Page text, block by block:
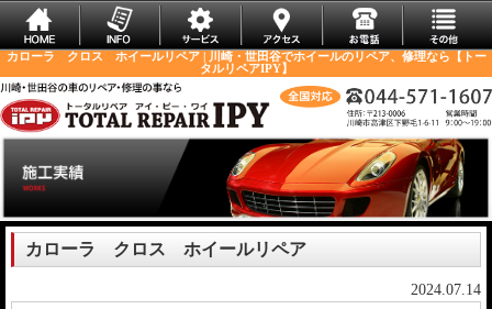
カローラ クロス ホイールリペア | 川崎・世田谷でホイールのリペア、修理なら【トー
タルリペアIPY】
カローラ クロス ホイールリペア
2024.07.14